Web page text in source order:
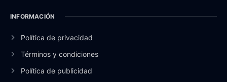
INFORMACIÓN
Política de privacidad
Términos y condiciones
Política de publicidad